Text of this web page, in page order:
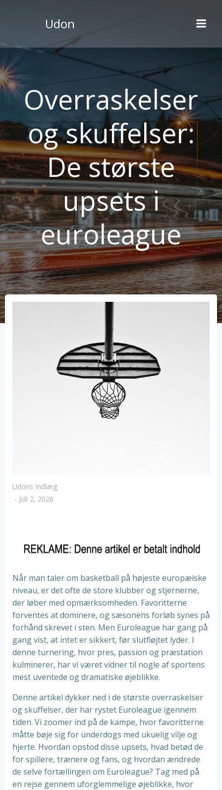
Udon
Overraskelser
og skuffelser:
De største
upsets i
euroleague
Udons Indlæg
- Juli 2, 2026
Når man taler om basketball på højeste europæiske
niveau, er det ofte de store klubber og stjernerne,
der løber med opmærksomheden. Favoritterne
forventes at dominere, og sæsonens forløb synes på
forhånd skrevet i sten. Men Euroleague har gang på
gang vist, at intet er sikkert, før slutfløjtet lyder. I
denne turnering, hvor pres, passion og præstation
kulminerer, har vi været vidner til nogle af sportens
mest uventede og dramatiske øjeblikke.
Denne artikel dykker ned i de største overraskelser
og skuffelser, der har rystet Euroleague igennem
tiden. Vi zoomer ind på de kampe, hvor favoritterne
måtte bøje sig for underdogs med ukuelig vilje og
hjerte. Hvordan opstod disse upsets, hvad betød de
for spillere, trænere og fans, og hvordan ændrede
de selve fortællingen om Euroleague? Tag med på
en rejse gennem uforglemmelige øjeblikke, hvor